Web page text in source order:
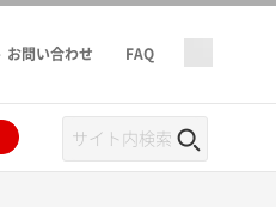
お問い合わせ FAQ